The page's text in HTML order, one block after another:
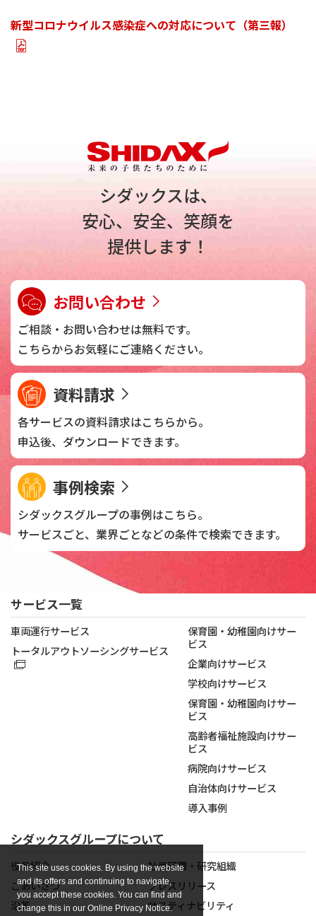
This site uses cookies. By using the website
and its offers and continuing to navigate,
you accept these cookies. You can find and
change this in our Online Privacy Notice.
新型コロナウイルス感染症への対応について（第三報）
シダックスは、
安心、安全、笑顔を
提供します！
お問い合わせ
ご相談・お問い合わせは無料です。
こちらからお気軽にご連絡ください。
資料請求
各サービスの資料請求はこちらから。
申込後、 ダウンロードできます。
事例検索
シダックスグループの事例はこちら。
サービスごと、業界ごとなどの条件で検索できます。
サービス一覧
車両運行サービス
トータルアウトソーシングサービス
保育園・幼稚園向けサー
ビス
企業向けサービス
学校向けサービス
保育園・幼稚園向けサー
ビス
高齢者福祉施設向けサー
ビス
病院向けサービス
自治体向けサービス
導入事例
シダックスグループについて
役員紹介
ごあいさつ
沿革
社員研鑽・研究組織
プレスリリース
サスティナビリティ